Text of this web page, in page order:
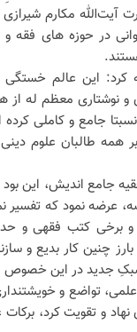
مکارم شیرازی
در حوزه های فقه و
کرد: این عالم خستگی
و نوشتاری معظم له
جامع و کاملی
همه طالبان علوم
جامع اندیش، این
عرضه نمود که تفسیر
برخی کتب فقهی و
چنین کار بدیع و
جدید در این خصوص
تواضع و
و تقویت کرد، برکات